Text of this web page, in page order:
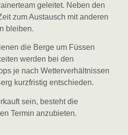
geleitet. Neben den
zum Austausch mit anderen
bleiben.
die Berge um Füssen
werden bei den
je nach Wetterverhältnissen
kurzfristig entschieden.
sein, besteht die
Termin anzubieten.